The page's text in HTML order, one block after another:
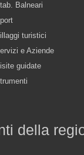
Balneari
turistici
e Aziende
guidate
della